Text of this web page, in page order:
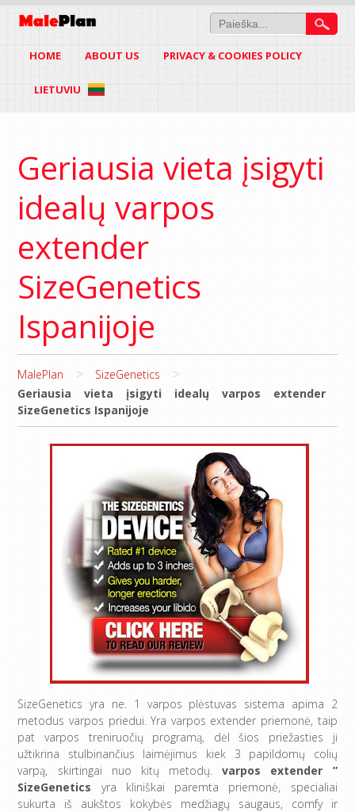
HOME ABOUT US PRIVACY & COOKIES POLICY
LIETUVIU
Geriausia vieta įsigyti
idealų varpos
extender
SizeGenetics
Ispanijoje
MalePlan > SizeGenetics >
Geriausia vieta įsigyti idealų varpos extender
SizeGenetics Ispanijoje
SizeGenetics yra ne. 1 varpos plėstuvas sistema apima 2
metodus varpos priedui. Yra varpos extender priemonė, taip
pat varpos treniruočių programą, dėl šios priežasties ji
užtikrina stulbinančius laimėjimus kiek 3 papildomų colių
varpą, skirtingai nuo kitų metodų.varpos extender ”
SizeGenetics yra kliniškai paremta priemonė, specialiai
sukurta iš aukštos kokybės medžiagų saugaus, comfy ir